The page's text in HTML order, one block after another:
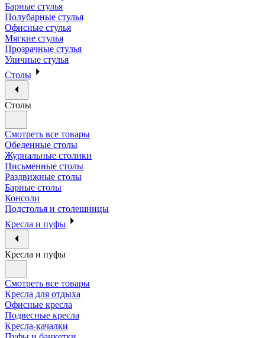
Барные стулья
Полубарные стулья
Офисные стулья
Мягкие стулья
Прозрачные стулья
Уличные стулья
Столы
Столы
Смотреть все товары
Обеденные столы
Журнальные столики
Письменные столы
Раздвижные столы
Барные столы
Консоли
Подстолья и столешницы
Кресла и пуфы
Кресла и пуфы
Смотреть все товары
Кресла для отдыха
Офисные кресла
Подвесные кресла
Кресла-качалки